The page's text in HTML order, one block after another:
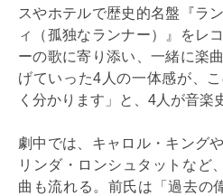
スやホテルで歴史的名盤『ラ
ィ（孤独なランナー）』をレ
ーの歌に寄り添い、一緒に楽
げていった4人の一体感が、
く分かります」と、4人が音楽
劇中では、キャロル・キング
リンダ・ロンシュタットなど
曲も流れる。前氏は「過去の